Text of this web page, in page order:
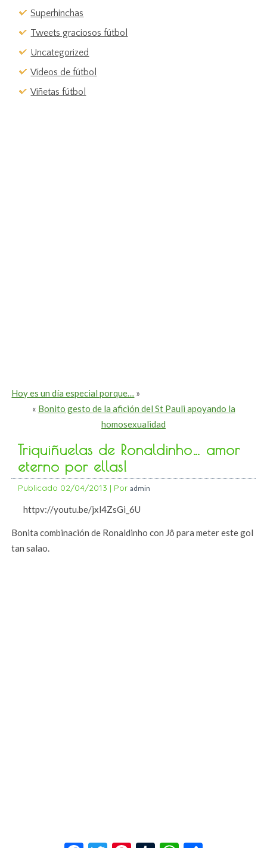
Superhinchas
Tweets graciosos fútbol
Uncategorized
Vídeos de fútbol
Viñetas fútbol
Hoy es un día especial porque… »
« Bonito gesto de la afición del St Pauli apoyando la
homosexualidad
Triquiñuelas de Ronaldinho… amor
eterno por ellas!
Publicado 02/04/2013 | Por admin
httpv://youtu.be/jxl4ZsGi_6U
Bonita combinación de Ronaldinho con Jô para meter este gol
tan salao.